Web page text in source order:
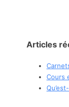
Articles
Cours